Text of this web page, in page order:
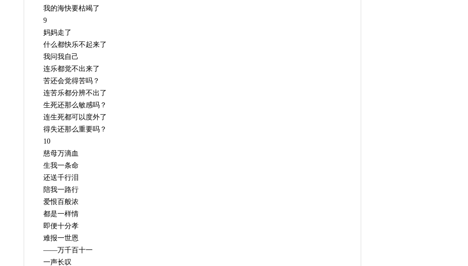
我的海快要枯竭了
9
妈妈走了
什么都快乐不起来了
我问我自己
连乐都觉不出来了
苦还会觉得苦吗？
连苦乐都分辨不出了
生死还那么敏感吗？
连生死都可以度外了
得失还那么重要吗？
10
慈母万滴血
生我一条命
还送千行泪
陪我一路行
爱恨百般浓
都是一样情
即便十分孝
难报一世恩
——万千百十一
一声长叹